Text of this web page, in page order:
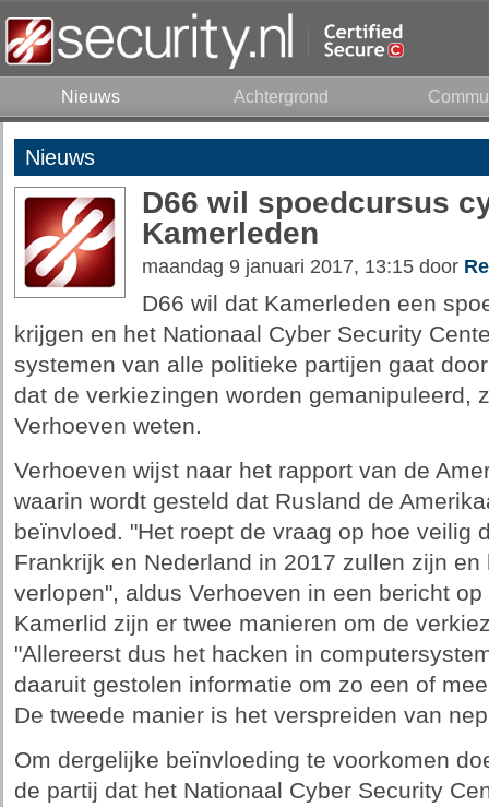
Nieuws Achtergrond
Nieuws
D66 wil spoedcursus
Kamerleden
maandag 9 januari 2017, 13:15 door
D66 wil dat Kamerleden een
krijgen en het Nationaal Cyber Security
systemen van alle politieke partijen gaat
dat de verkiezingen worden gemanipuleerd,
Verhoeven weten.
Verhoeven wijst naar het rapport van de
waarin wordt gesteld dat Rusland de
beïnvloed. "Het roept de vraag op hoe veilig
Frankrijk en Nederland in 2017 zullen zijn
verlopen", aldus Verhoeven in een bericht op
Kamerlid zijn er twee manieren om de
"Allereerst dus het hacken in
daaruit gestolen informatie om zo een of
De tweede manier is het verspreiden van
Om dergelijke beïnvloeding te voorkomen
de partij dat het Nationaal Cyber Security